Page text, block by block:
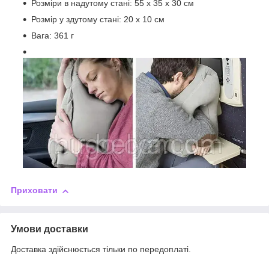
Розміри в надутому стані: 55 x 35 x 30 см
Розмір у здутому стані: 20 x 10 см
Вага: 361 г
Приховати
Умови доставки
Доставка здійснюється тільки по передоплаті.